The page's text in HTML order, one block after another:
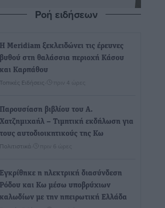
Ροή ειδήσεων
Η Meridiam ξεκλειδώνει τις έρευνες
βυθού στη θαλάσσια περιοχή Κάσου
και Καρπάθου
Τοπικές Ειδήσεις πριν 4 ώρες
Παρουσίαση βιβλίου του Α.
Χατζημιχαήλ – Τιμητική εκδήλωση για
τους αυτοδιοικητικούς της Κω
Πολιτιστικά πριν 6 ώρες
Εγκρίθηκε η ηλεκτρική διασύνδεση
Ρόδου και Κω μέσω υποβρύχιων
καλωδίων με την ηπειρωτική Ελλάδα